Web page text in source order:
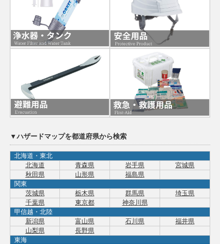
▼ハザードマップを都道府県から検索
北海道・東北
北海道
青森県 岩手県
宮城県
秋田県
山形県
福島県
関東
茨城県
栃木県 群馬県
埼玉県
千葉県
東京都
神奈川県
甲信越・北陸
新潟県
富山県 石川県
福井県
山梨県
長野県
東海